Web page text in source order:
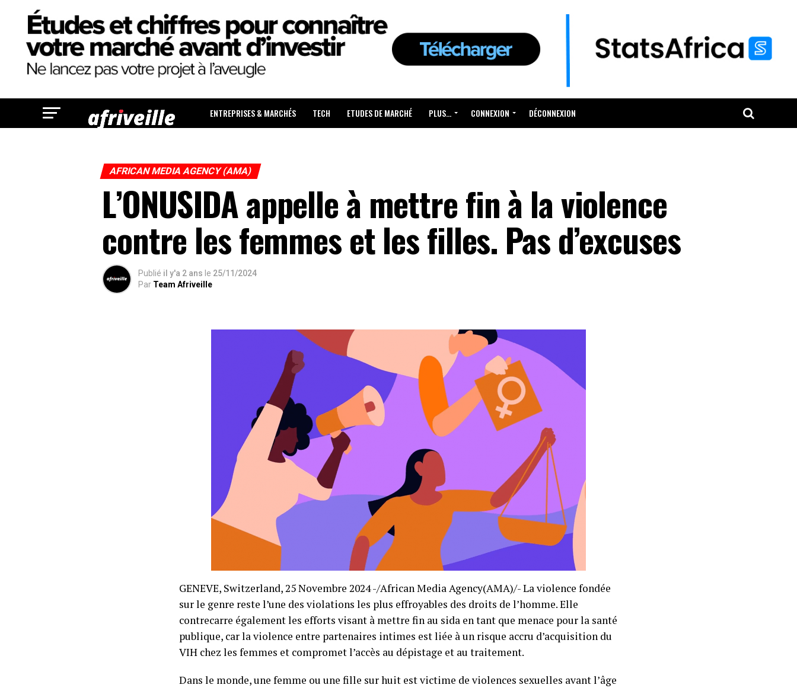
ENTREPRISES & MARCHÉS TECH ETUDES DE MARCHÉ PLUS… CONNEXION DÉCONNEXION
AFRICAN MEDIA AGENCY (AMA)
L’ONUSIDA appelle à mettre fin à la violence
contre les femmes et les filles. Pas d’excuses
Publié il y'a 2 ans le 25/11/2024
Par Team Afriveille
GENEVE, Switzerland, 25 Novembre 2024 -/African Media Agency(AMA)/- La violence fondée
sur le genre reste l’une des violations les plus effroyables des droits de l’homme. Elle
contrecarre également les efforts visant à mettre fin au sida en tant que menace pour la santé
publique, car la violence entre partenaires intimes est liée à un risque accru d’acquisition du
VIH chez les femmes et compromet l’accès au dépistage et au traitement.
Dans le monde, une femme ou une fille sur huit est victime de violences sexuelles avant l’âge